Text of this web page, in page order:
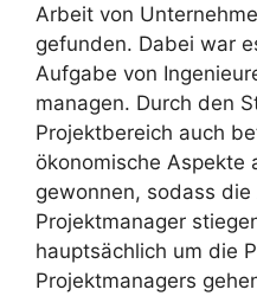
Arbeit von
gefunden. Dabei war
Aufgabe von
managen. Durch den
Projektbereich auch
ökonomische Aspekte
gewonnen, sodass
Projektmanager
hauptsächlich um die
Projektmanagers